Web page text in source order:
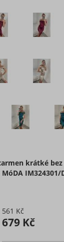
- minišaty
XXL+ pro
a úpletové
krátké
MóDA
561 Kč
679 Kč